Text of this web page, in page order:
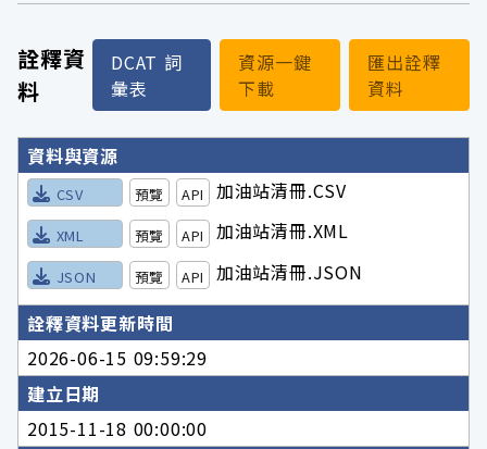
詮釋資
料
DCAT 詞
彙表
資源一鍵
下載
匯出詮釋
資料
詮釋資料詳細內容
資料與資源
CSV 預覽 API 加油站清冊.CSV
XML 預覽 API 加油站清冊.XML
JSON 預覽 API
加油站清冊.JSON
詮釋資料更新時間
2026-06-15 09:59:29
建立日期
2015-11-18 00:00:00